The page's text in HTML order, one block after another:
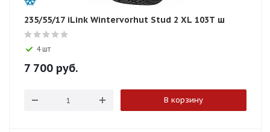
235/55/17 iLink Wintervorhut Stud 2 XL 103T ш
4 шт
7 700 руб.
В корзину